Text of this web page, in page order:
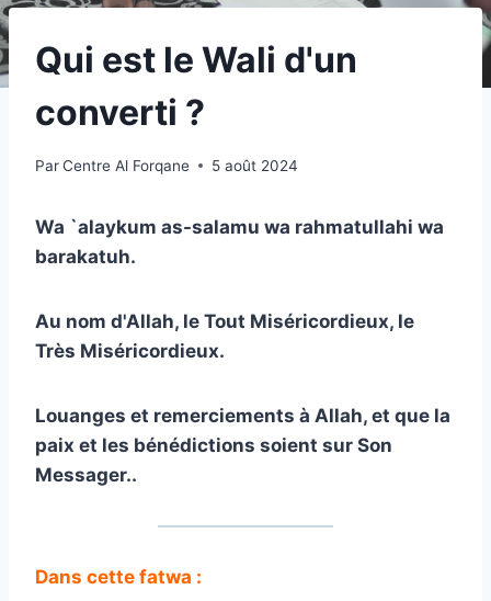
Qui est le Wali d'un
converti ?
ParCentre Al Forqane 5 août 2024
Wa `alaykum as-salamu wa rahmatullahi wa
barakatuh.
Au nom d'Allah, le Tout Miséricordieux, le
Très Miséricordieux.
Louanges et remerciements à Allah, et que la
paix et les bénédictions soient sur Son
Messager..
Dans cette fatwa :